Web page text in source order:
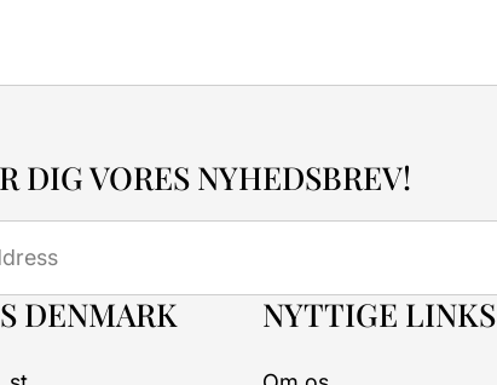
DIG VORES NYHEDSBREV!
DENMARK NYTTIGE LINKS